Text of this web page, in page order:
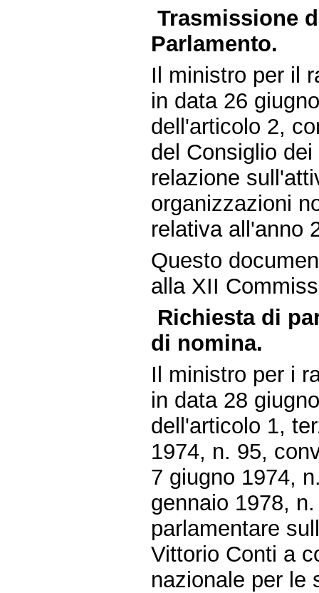
Trasmissione
Parlamento.
Il ministro per il
in data 26
dell'articolo 2,
del Consiglio
relazione
organizzazioni
relativa all'anno
Questo
alla XII
Richiesta di
di nomina.
Il ministro per i
in data 28
dell'articolo 1,
1974, n. 95,
7 giugno 1974,
gennaio 1978,
parlamentare
Vittorio Conti a
nazionale per le